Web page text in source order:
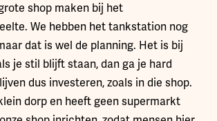
shop maken bij het
We hebben het tankstation nog
dat is wel de planning. Het is bij
je stil blijft staan, dan ga je hard
dus investeren, zoals in die shop.
dorp en heeft geen supermarkt